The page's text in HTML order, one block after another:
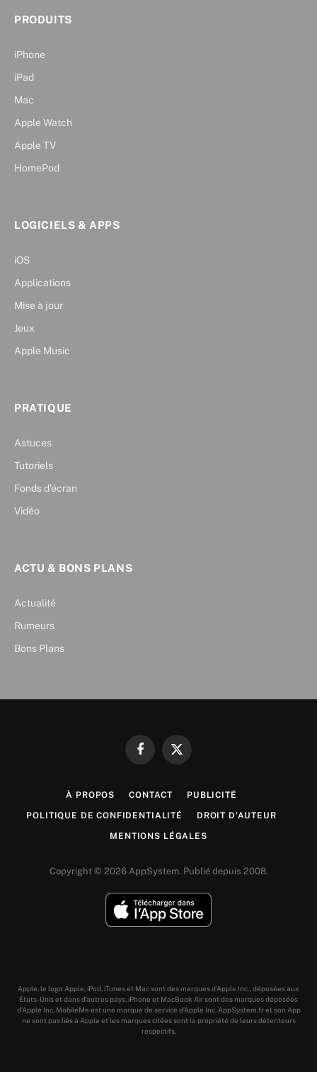
PRODUITS
iPhone
iPad
Mac
Apple Watch
Apple TV
HomePod
LOGICIELS & APPS
iOS
Applications
Mise à jour
Jeux
Apple Music
PRATIQUE
Astuces
Tutoriels
Fonds d’écran
Vidéo
ACTU & BONS PLANS
Actualité
Rumeurs
Bons Plans
FacebookX
À PROPOS CONTACT PUBLICITÉ
POLITIQUE DE CONFIDENTIALITÉ DROIT D’AUTEUR
MENTIONS LÉGALES
Copyright © 2026 AppSystem. Publié depuis 2008.
Apple, le logo Apple, iPod, iTunes et Mac sont des marques d’Apple Inc., déposées aux
États-Unis et dans d’autres pays. iPhone et MacBook Air sont des marques déposées
d’Apple Inc. MobileMe est une marque de service d’Apple Inc. AppSystem.fr et son App
ne sont pas liés à Apple et les marques citées sont la propriété de leurs détenteurs
respectifs.